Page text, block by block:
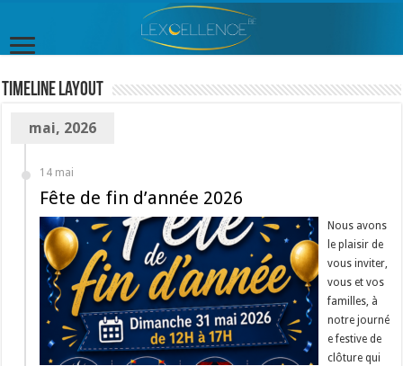
TimeLine Layout
mai, 2026
14 mai
Fête de fin d’année 2026
Nous avons
le plaisir de
vous inviter,
vous et vos
familles, à
notre journé
e festive de
clôture qui